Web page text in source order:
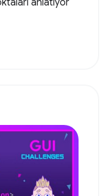
anlatıyor